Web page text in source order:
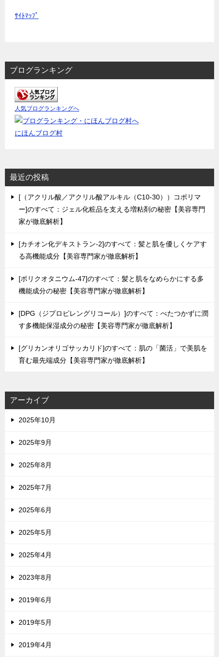
ｻｲﾄﾏｯﾌﾟ
ブログランキング
人気ブログランキングへ
にほんブログ村
最近の投稿
[（アクリル酸／アクリル酸アルキル（C10-30））コポリマ
ー]のすべて：ジェル化粧品を支える増粘剤の秘密【美容専門
家が徹底解析】
[カチオン化デキストラン-2]のすべて：髪と肌を優しくケアす
る高機能成分【美容専門家が徹底解析】
[ポリクオタニウム-47]のすべて：髪と肌をなめらかにする多
機能成分の秘密【美容専門家が徹底解析】
[DPG（ジプロピレングリコール）]のすべて：べたつかずに潤
す多機能保湿成分の秘密【美容専門家が徹底解析】
[グリカンオリゴサッカリド]のすべて：肌の「菌活」で美肌を
育む最先端成分【美容専門家が徹底解析】
アーカイブ
2025年10月
2025年9月
2025年8月
2025年7月
2025年6月
2025年5月
2025年4月
2023年8月
2019年6月
2019年5月
2019年4月